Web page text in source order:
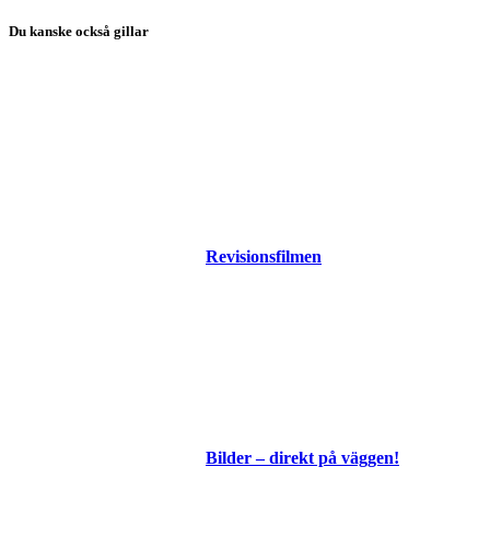
Du kanske också gillar
Revisionsfilmen
Bilder – direkt på väggen!